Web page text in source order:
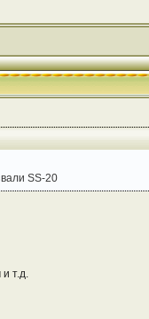
SS-20
т.д.